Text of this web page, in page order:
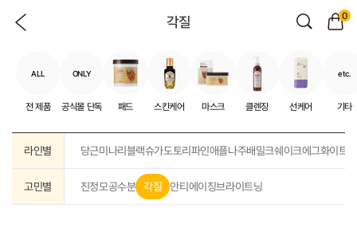
각질 0
ALL
전 제품
ONLY
공식몰 단독 패드 스킨케어 마스크 클렌징 선케어
etc.
기타
라인별 당근미나리블랙슈가도토리파인애플나주배밀크쉐이크에그화이트
고민별 진정모공수분 각질 안티에이징브라이트닝